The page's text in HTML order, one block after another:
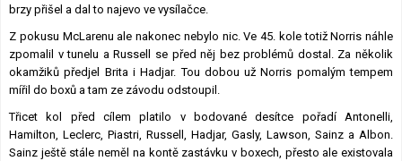
brzy přišel a dal to najevo ve vysílačce.
Z pokusu McLarenu ale nakonec nebylo nic. Ve 45. kole totiž Norris náhle
zpomalil v tunelu a Russell se před něj bez problémů dostal. Za několik
okamžiků předjel Brita i Hadjar. Tou dobou už Norris pomalým tempem
mířil do boxů a tam ze závodu odstoupil.
Třicet kol před cílem platilo v bodované desítce pořadí Antonelli,
Hamilton, Leclerc, Piastri, Russell, Hadjar, Gasly, Lawson, Sainz a Albon.
Sainz ještě stále neměl na kontě zastávku v boxech, přesto ale existovala